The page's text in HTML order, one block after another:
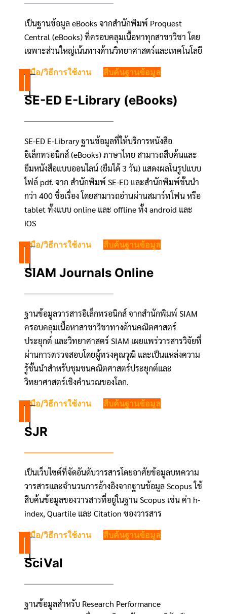
เป็นฐานข้อมูล eBooks จากสำนักพิมพ์ Proquest
Central (eBooks) ที่ครอบคลุมเนื้อหาทุกสาขาวิชา โดย
เฉพาะส่วนใหญ่เน้นทางด้านวิทยาศาสตร์และเทคโนโลยี
คู่มือ/วิธีการใช้งาน สืบค้นฐานข้อมูล
SE-ED E-Library (eBooks)
SE-ED E-Library ฐานข้อมูลที่ให้บริการหนังสือ
อิเล็กทรอนิกส์ (eBooks) ภาษาไทย สามารถสืบค้นและ
ยืมหนังสือแบบออนไลน์ (ยืมได้ 3 วัน) แสดงผลในรูปแบบ
ไฟล์ pdf. จาก สำนักพิมพ์ SE-ED และสำนักพิมพ์ชั้นนำ
กว่า 400 ชื่อเรื่อง โดยสามารถอ่านผ่านสมาร์ทโฟน หรือ
tablet ทั้งแบบ online และ offline ทั้ง android และ
iOS
คู่มือ/วิธีการใช้งาน สืบค้นฐานข้อมูล
SIAM Journals Online
ฐานข้อมูลวารสารอิเล็กทรอนิกส์ จากสำนักพิมพ์ SIAM
ครอบคลุมเนื้อหาสาขาวิชาทางด้านคณิตศาสตร์
ประยุกต์ และวิทยาศาสตร์ SIAM เผยแพร่วารสารวิจัยที่
ผ่านการตรวจสอบโดยผู้ทรงคุณวุฒิ และเป็นแหล่งความ
รู้ชั้นนำสำหรับชุมชนคณิตศาสตร์ประยุกต์และ
วิทยาศาสตร์เชิงคำนวณของโลก.
คู่มือ/วิธีการใช้งาน สืบค้นฐานข้อมูล
SJR
เป็นเว็บไซต์ที่จัดอันดับวารสารโดยอาศัยข้อมูลบทความ
วารสารและจำนวนการอ้างอิงจากฐานข้อมูล Scopus ใช้
สืบค้นข้อมูลของวารสารที่อยู่ในฐาน Scopus เช่น ค่า h-
index, Quartile และ Citation ของวารสาร
คู่มือ/วิธีการใช้งาน สืบค้นฐานข้อมูล
SciVal
ฐานข้อมูลสำหรับ Research Performance